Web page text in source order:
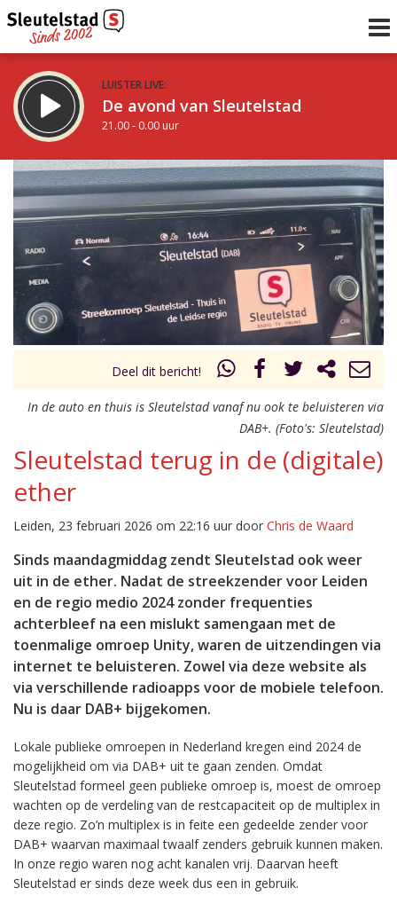
LUISTER LIVE:
De avond van Sleutelstad
21.00 - 0.00 uur
STRAKS:
De nacht van Sleutelstad
0.00 - 6.00 uur
Vorig uur
uur 1 van 0 Volgend uur
Deel dit bericht!
In de auto en thuis is Sleutelstad vanaf nu ook te beluisteren via
DAB+. (Foto's: Sleutelstad)
Sleutelstad terug in de (digitale)
ether
Leiden, 23 februari 2026 om 22:16 uur door Chris de Waard
Sinds maandagmiddag zendt Sleutelstad ook weer
uit in de ether. Nadat de streekzender voor Leiden
en de regio medio 2024 zonder frequenties
achterbleef na een mislukt samengaan met de
toenmalige omroep Unity, waren de uitzendingen via
internet te beluisteren. Zowel via deze website als
via verschillende radioapps voor de mobiele telefoon.
Nu is daar DAB+ bijgekomen.
Lokale publieke omroepen in Nederland kregen eind 2024 de
mogelijkheid om via DAB+ uit te gaan zenden. Omdat
Sleutelstad formeel geen publieke omroep is, moest de omroep
wachten op de verdeling van de restcapaciteit op de multiplex in
deze regio. Zo’n multiplex is in feite een gedeelde zender voor
DAB+ waarvan maximaal twaalf zenders gebruik kunnen maken.
In onze regio waren nog acht kanalen vrij. Daarvan heeft
Sleutelstad er sinds deze week dus een in gebruik.